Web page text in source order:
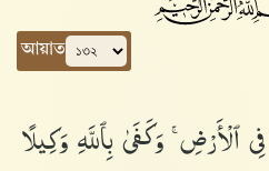
আয়াত
ٱلْأَرْضِ ۚ وَكَفَىٰ بِٱللَّهِ وَكِيلًا